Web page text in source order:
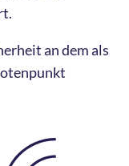
an dem als